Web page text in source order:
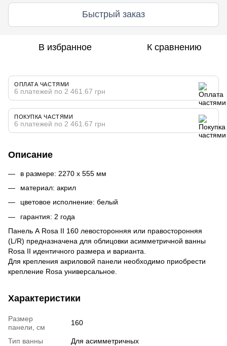
Быстрый заказ
В избранное К сравнению
ОПЛАТА ЧАСТЯМИ
6 платежей по 2 461.67 грн
ПОКУПКА ЧАСТЯМИ
6 платежей по 2 461.67 грн
Описание
в размере: 2270 x 555 мм
материал: акрил
цветовое исполнение: белый
гарантия: 2 года
Панель A Rosa II 160 левосторонняя или правосторонняя
(L/R) предназначена для облицовки асимметричной ванны
Rosa II идентичного размера и варианта.
Для крепления акриловой панели необходимо приобрести
крепление Rosa универсальное.
Характеристики
Размер
панели, см
160
Тип ванны Для асимметричных